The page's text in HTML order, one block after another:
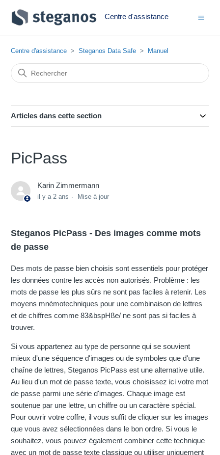
Centre d'assistance
Centre d'assistance Steganos Data Safe Manuel
Articles dans cette section
PicPass
Karin Zimmermann
il y a 2 ans Mise à jour
Steganos PicPass - Des images comme mots
de passe
Des mots de passe bien choisis sont essentiels pour protéger
les données contre les accès non autorisés. Problème : les
mots de passe les plus sûrs ne sont pas faciles à retenir. Les
moyens mnémotechniques pour une combinaison de lettres
et de chiffres comme 83&bspHße/ ne sont pas si faciles à
trouver.
Si vous appartenez au type de personne qui se souvient
mieux d'une séquence d'images ou de symboles que d'une
chaîne de lettres, Steganos PicPass est une alternative utile.
Au lieu d'un mot de passe texte, vous choisissez ici votre mot
de passe parmi une série d'images. Chaque image est
soutenue par une lettre, un chiffre ou un caractère spécial.
Pour ouvrir votre coffre, il vous suffit de cliquer sur les images
que vous avez sélectionnées dans le bon ordre. Si vous le
souhaitez, vous pouvez également combiner cette technique
avec un mot de passe texte classique ou utiliser uniquement